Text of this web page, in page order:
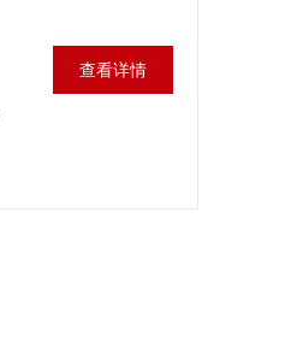
查看详情